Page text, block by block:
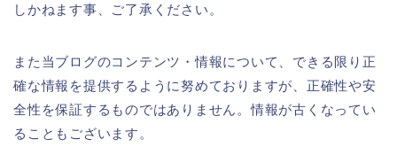
しかねます事、ご了承ください。
また当ブログのコンテンツ・情報について、できる限り正
確な情報を提供するように努めておりますが、正確性や安
全性を保証するものではありません。情報が古くなってい
ることもございます。